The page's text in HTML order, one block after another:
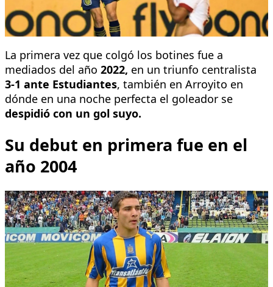
La primera vez que colgó los botines fue a
mediados del año 2022, en un triunfo centralista
3-1 ante Estudiantes, también en Arroyito en
dónde en una noche perfecta el goleador se
despidió con un gol suyo.
Su debut en primera fue en el
año 2004